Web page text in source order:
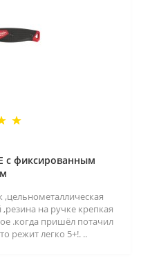
с фиксированным
на ручке крепкая
.когда пришёл потачил
режит легко 5+!. ..